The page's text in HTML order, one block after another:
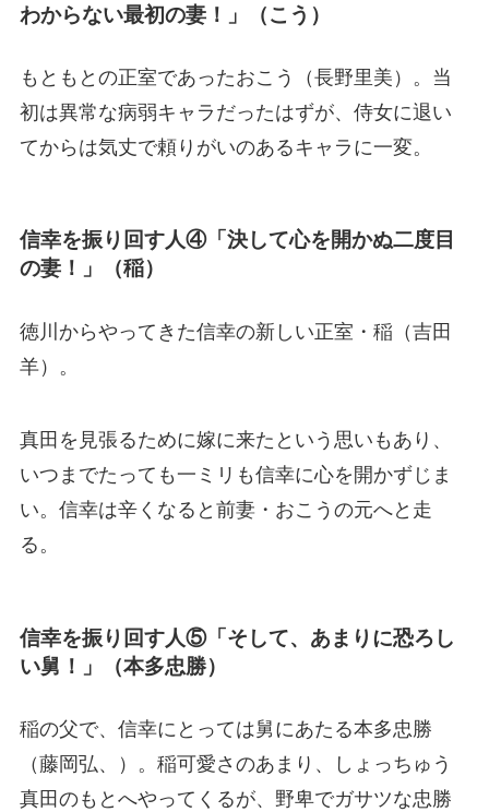
わからない最初の妻！」（こう）
もともとの正室であったおこう（長野里美）。当
初は異常な病弱キャラだったはずが、侍女に退い
てからは気丈で頼りがいのあるキャラに一変。
信幸を振り回す人④「決して心を開かぬ二度目
の妻！」（稲）
徳川からやってきた信幸の新しい正室・稲（吉田
羊）。
真田を見張るために嫁に来たという思いもあり、
いつまでたっても一ミリも信幸に心を開かずじま
い。信幸は辛くなると前妻・おこうの元へと走
る。
信幸を振り回す人⑤「そして、あまりに恐ろし
い舅！」（本多忠勝）
稲の父で、信幸にとっては舅にあたる本多忠勝
（藤岡弘、）。稲可愛さのあまり、しょっちゅう
真田のもとへやってくるが、野卑でガサツな忠勝